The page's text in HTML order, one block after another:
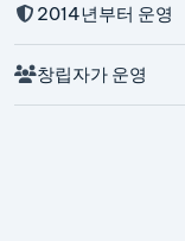
2014년부터 운영
창립자가 운영